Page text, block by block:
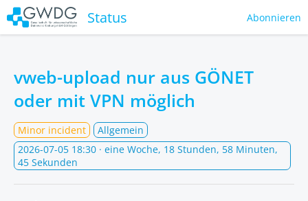
Status Abonnieren
vweb-upload nur aus GÖNET
oder mit VPN möglich
Minor incident
Allgemein
2026-07-05 18:30 · eine Woche, 18 Stunden, 58 Minuten,
45 Sekunden